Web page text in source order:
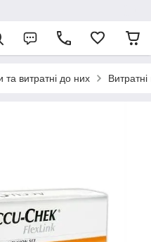
та витратні до них